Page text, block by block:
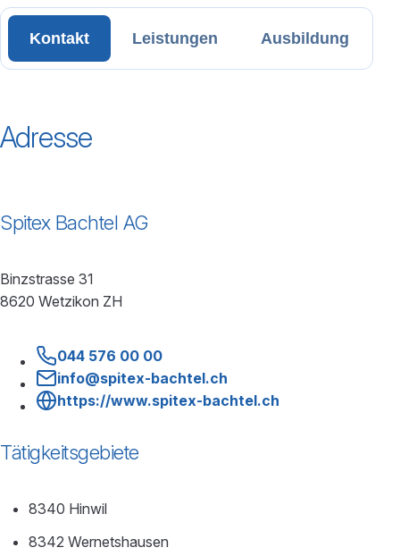
Kontakt Leistungen Ausbildung
Adresse
Spitex Bachtel AG
Binzstrasse 31
8620 Wetzikon ZH
044 576 00 00
info@spitex-bachtel.ch
https://www.spitex-bachtel.ch
Tätigkeitsgebiete
8340 Hinwil
8342 Wernetshausen